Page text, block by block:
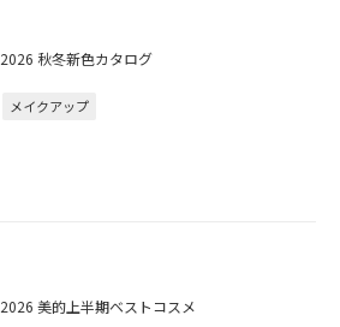
2026 秋冬新色カタログ
メイクアップ
2026 美的上半期ベストコスメ